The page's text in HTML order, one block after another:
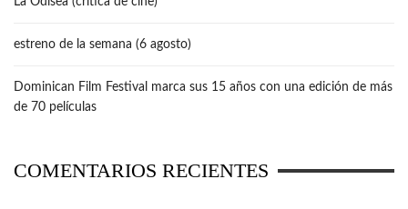
estreno de la semana (6 agosto)
Dominican Film Festival marca sus 15 años con una edición de más
de 70 películas
COMENTARIOS RECIENTES